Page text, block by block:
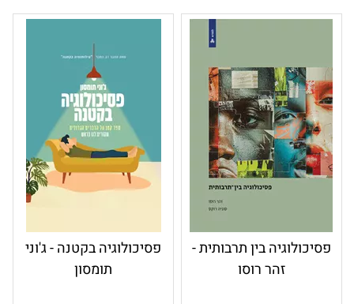
פסיכולוגיה בין תרבותית -
זהר רוסו
פסיכולוגיה בקטנה - ג'וני
תומסון